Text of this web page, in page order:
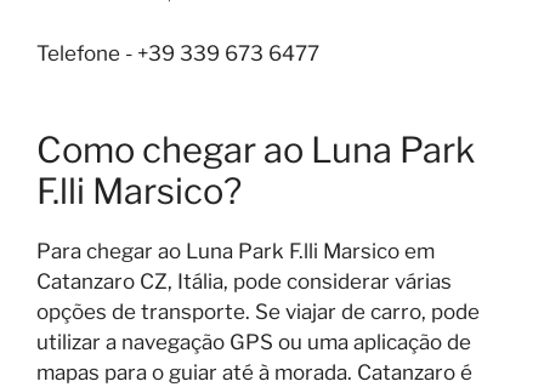
Telefone - +39 339 673 6477
Como chegar ao Luna Park
F.lli Marsico?
Para chegar ao Luna Park F.lli Marsico em
Catanzaro CZ, Itália, pode considerar várias
opções de transporte. Se viajar de carro, pode
utilizar a navegação GPS ou uma aplicação de
mapas para o guiar até à morada. Catanzaro é